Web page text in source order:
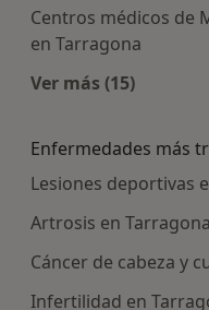
Centros médicos de
en Tarragona
Ver más (15)
Enfermedades más
Lesiones deportivas
Artrosis en Tarragona
Cáncer de cabeza y
Infertilidad en